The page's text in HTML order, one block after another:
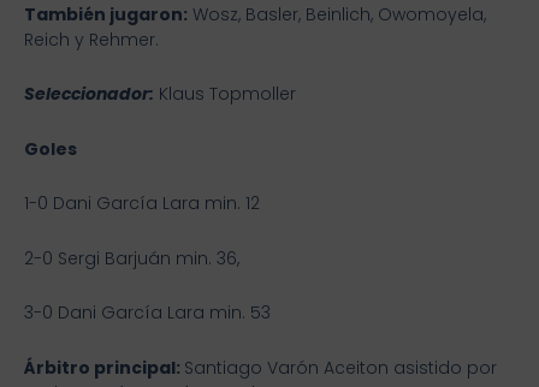
También jugaron: Wosz, Basler, Beinlich, Owomoyela,
Reich y Rehmer.
Seleccionador: Klaus Topmoller
Goles
1-0 Dani García Lara min. 12
2-0 Sergi Barjuán min. 36,
3-0 Dani García Lara min. 53
Árbitro principal: Santiago Varón Aceiton asistido por